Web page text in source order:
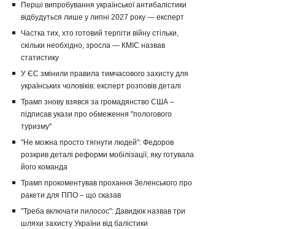
Перші випробування української антибалістики
відбудуться лише у липні 2027 року — експерт
Частка тих, хто готовий терпіти війну стільки,
скільки необхідно, зросла — КМІС назвав
статистику
У ЄС змінили правила тимчасового захисту для
українських чоловіків: експерт розповів деталі
Трамп знову взявся за громадянство США –
підписав укази про обмеження "пологового
туризму"
"Не можна просто тягнути людей": Федоров
розкрив деталі реформи мобілізації, яку готувала
його команда
Трамп прокоментував прохання Зеленського про
ракети для ППО – що сказав
"Треба включати пилосос": Давидюк назвав три
шляхи захисту України від балістики